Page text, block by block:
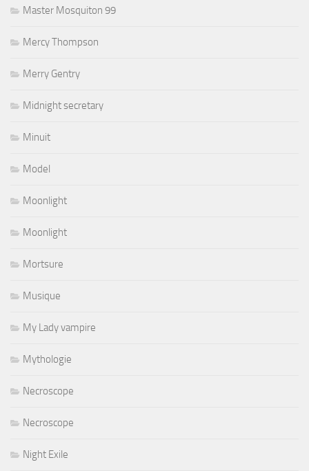
Master Mosquiton 99
Mercy Thompson
Merry Gentry
Midnight secretary
Minuit
Model
Moonlight
Moonlight
Mortsure
Musique
My Lady vampire
Mythologie
Necroscope
Necroscope
Night Exile